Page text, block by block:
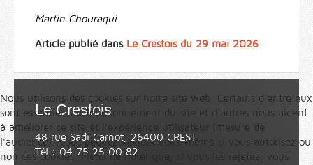
Martin Chouraqui
Article publié dans Le Crestois du 29 mai 2026
Le Crestois
48 rue Sadi Carnot, 26400 CREST
Tél : 04 75 25 00 82
Nous utilisons des cookies sur notre site web. Certains d’entre eux
sont essentiels au fonctionnement du site et d’autres nous aident
à améliorer ce site et l’expérience utilisateur (mesure de
l'audience). Vous pouvez décider vous-même si vous autorisez ou
non ces cookies. Merci de noter que, si vous les rejetez, vous